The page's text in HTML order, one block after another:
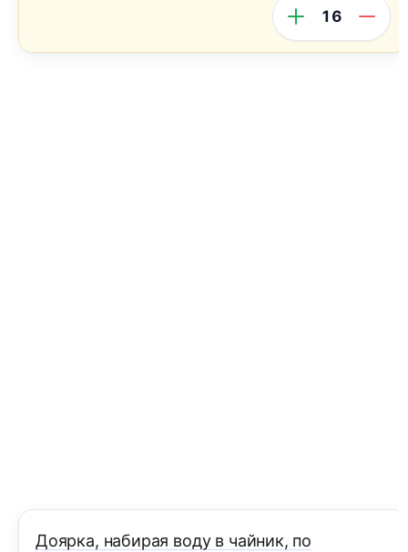
16
Доярка, набирая воду в чайник, по